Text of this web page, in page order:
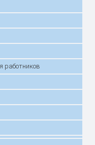
работников